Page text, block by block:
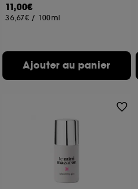
11,00€
36,67€ / 100ml
Ajouter au panier